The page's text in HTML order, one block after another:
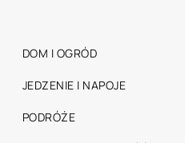
DOM I OGRÓD
JEDZENIE I NAPOJE
PODRÓŻE